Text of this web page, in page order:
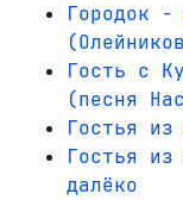
Городок -
Гость с
(песня
Гостья
Гостья
далёко